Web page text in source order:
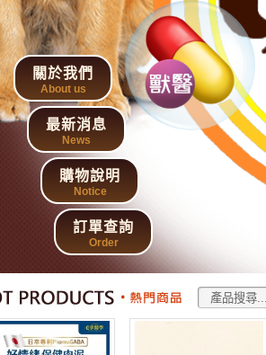
關於我們
About us
最新消息
News
購物說明
Notice
訂單查詢
Order